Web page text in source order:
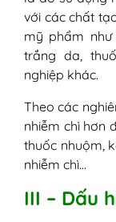
với các chất
mỹ phẩm
trắng da,
nghiệp khác.
Theo các
nhiễm chì hơn
thuốc nhuộm,
nhiễm chì…
III – Dấu